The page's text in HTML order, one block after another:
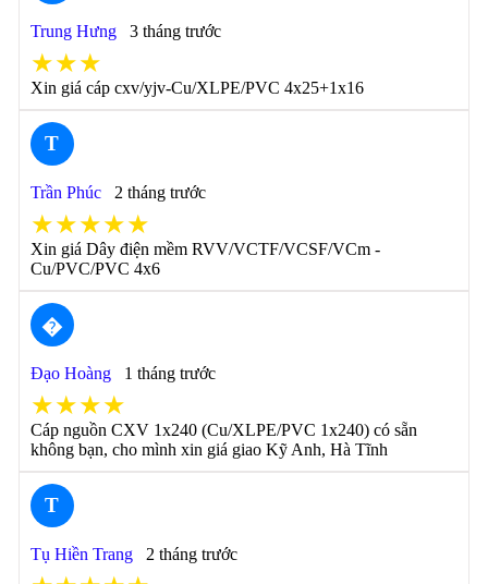
Trung Hưng 3 tháng trước
★★★
Xin giá cáp cxv/yjv-Cu/XLPE/PVC 4x25+1x16
T
Trần Phúc 2 tháng trước
★★★★★
Xin giá Dây điện mềm RVV/VCTF/VCSF/VCm -
Cu/PVC/PVC 4x6
�
Đạo Hoàng 1 tháng trước
★★★★
Cáp nguồn CXV 1x240 (Cu/XLPE/PVC 1x240) có sẵn
không bạn, cho mình xin giá giao Kỹ Anh, Hà Tĩnh
T
Tụ Hiền Trang 2 tháng trước